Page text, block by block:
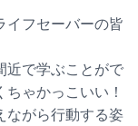
イフセーバーの皆
近で学ぶことがで
ゃかっこいい！
ながら行動する姿